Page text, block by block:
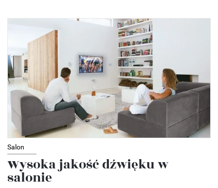
Salon
Wysoka jakość dźwięku w
salonie